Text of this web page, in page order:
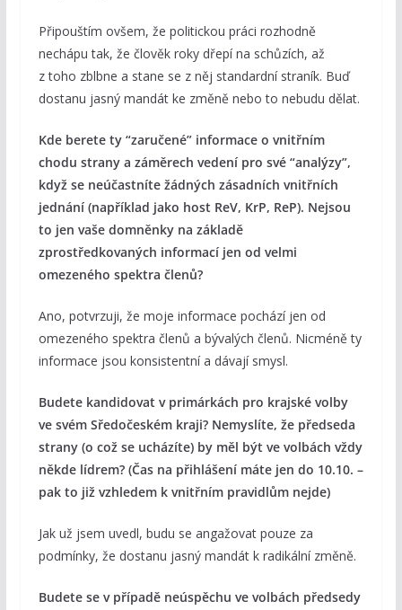
Připouštím ovšem, že politickou práci rozhodně
nechápu tak, že člověk roky dřepí na schůzích, až
z toho zblbne a stane se z něj standardní straník. Buď
dostanu jasný mandát ke změně nebo to nebudu dělat.
Kde berete ty “zaručené” informace o vnitřním
chodu strany a záměrech vedení pro své “analýzy”,
když se neúčastníte žádných zásadních vnitřních
jednání (například jako host ReV, KrP, ReP). Nejsou
to jen vaše domněnky na základě
zprostředkovaných informací jen od velmi
omezeného spektra členů?
Ano, potvrzuji, že moje informace pochází jen od
omezeného spektra členů a bývalých členů. Nicméně ty
informace jsou konsistentní a dávají smysl.
Budete kandidovat v primárkách pro krajské volby
ve svém Sředočeském kraji? Nemyslíte, že předseda
strany (o což se ucházíte) by měl být ve volbách vždy
někde lídrem? (Čas na přihlášení máte jen do 10.10. –
pak to již vzhledem k vnitřním pravidlům nejde)
Jak už jsem uvedl, budu se angažovat pouze za
podmínky, že dostanu jasný mandát k radikální změně.
Budete se v případě neúspěchu ve volbách předsedy